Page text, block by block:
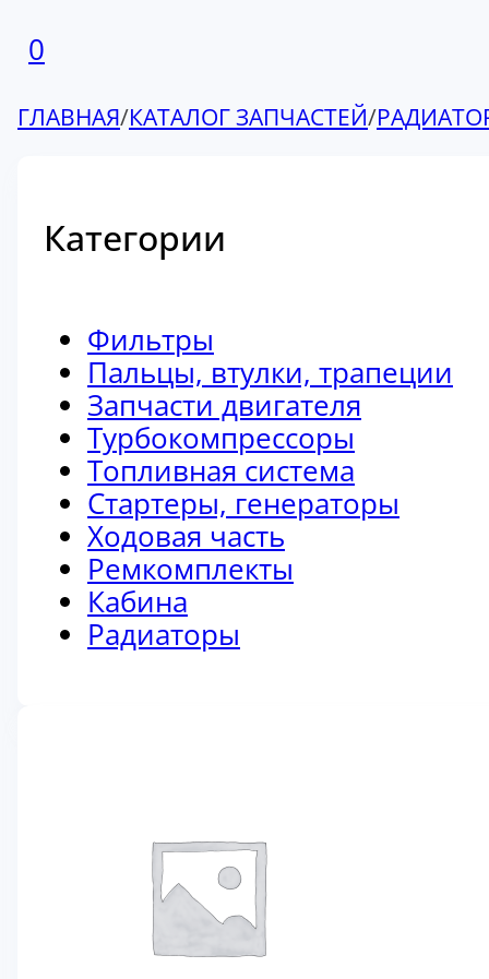
0
ГЛАВНАЯ/КАТАЛОГ ЗАПЧАСТЕЙ/
Категории
Фильтры
Пальцы, втулки, трапеции
Запчасти двигателя
Турбокомпрессоры
Топливная система
Стартеры, генераторы
Ходовая часть
Ремкомплекты
Кабина
Радиаторы